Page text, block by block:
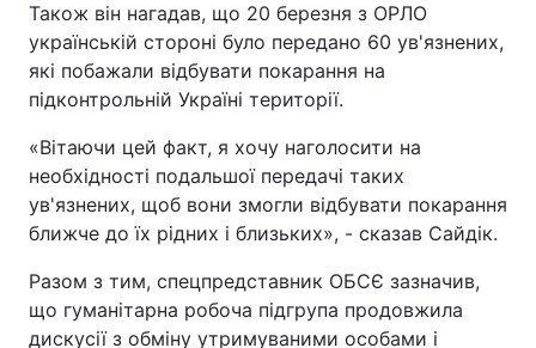
Також він нагадав, що 20 березня з ОРЛО
українській стороні було передано 60 ув'язнених,
які побажали відбувати покарання на
підконтрольній Україні території.
«Вітаючи цей факт, я хочу наголосити на
необхідності подальшої передачі таких
ув'язнених, щоб вони змогли відбувати покарання
ближче до їх рідних і близьких», - сказав Сайдік.
Разом з тим, спецпредставник ОБСЄ зазначив,
що гуманітарна робоча підгрупа продовжила
дискусії з обміну утримуваними особами і